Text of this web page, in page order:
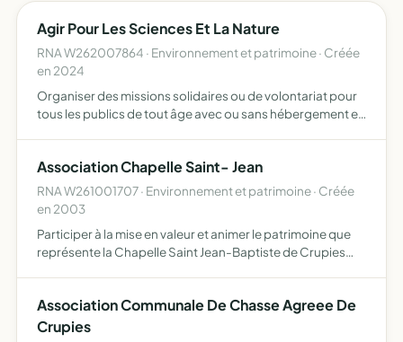
Agir Pour Les Sciences Et La Nature
RNA W262007864 · Environnement et patrimoine · Créée
en 2024
Organiser des missions solidaires ou de volontariat pour
tous les publics de tout âge avec ou sans hébergement en
sci…
Association Chapelle Saint- Jean
RNA W261001707 · Environnement et patrimoine · Créée
en 2003
Participer à la mise en valeur et animer le patrimoine que
représente la Chapelle Saint Jean-Baptiste de Crupies
territo…
Association Communale De Chasse Agreee De
Crupies